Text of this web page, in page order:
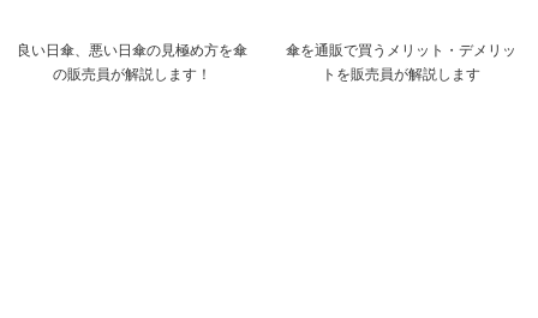
良い日傘、悪い日傘の見極め方を傘
の販売員が解説します！
傘を通販で買うメリット・デメリッ
トを販売員が解説します